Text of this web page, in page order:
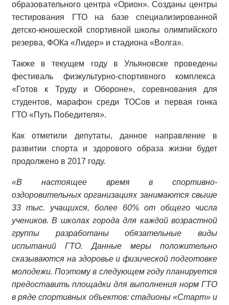
образовательного центра «Орион». Созданы центры
тестирования ГТО на базе специализированной
детско-юношеской спортивной школы олимпийского
резерва, ФОКа «Лидер» и стадиона «Волга».
Также в текущем году в Ульяновске проведены
фестиваль физкультурно-спортивного комплекса
«Готов к Труду и Обороне», соревнования для
студентов, марафон среди ТОСов и первая гонка
ГТО «Путь Победителя».
Как отметили депутаты, данное направление в
развитии спорта и здорового образа жизни будет
продолжено в 2017 году.
«В настоящее время в спортивно-
оздоровительных организациях занимаются свыше
33 тыс. учащихся, более 60% от общего числа
учеников. В школах города для каждой возрастной
группы разработаны обязательные виды
испытаний ГТО. Данные меры положительно
сказываются на здоровье и физической подготовке
молодежи. Поэтому в следующем году планируется
предоставить площадки для выполнения норм ГТО
в ряде спортивных объектов: стадионы «Старт» и